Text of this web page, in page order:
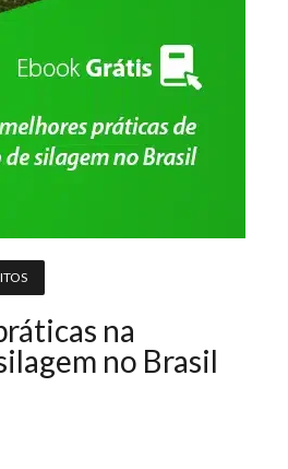
na
no Brasil